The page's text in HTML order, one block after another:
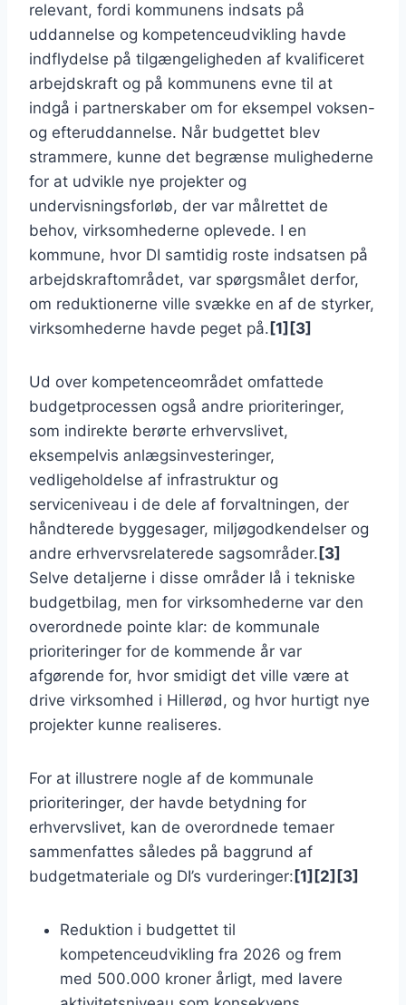
relevant, fordi kommunens indsats på
uddannelse og kompetenceudvikling havde
indflydelse på tilgængeligheden af kvalificeret
arbejdskraft og på kommunens evne til at
indgå i partnerskaber om for eksempel voksen-
og efteruddannelse. Når budgettet blev
strammere, kunne det begrænse mulighederne
for at udvikle nye projekter og
undervisningsforløb, der var målrettet de
behov, virksomhederne oplevede. I en
kommune, hvor DI samtidig roste indsatsen på
arbejdskraftområdet, var spørgsmålet derfor,
om reduktionerne ville svække en af de styrker,
virksomhederne havde peget på. [1][3]
Ud over kompetenceområdet omfattede
budgetprocessen også andre prioriteringer,
som indirekte berørte erhvervslivet,
eksempelvis anlægsinvesteringer,
vedligeholdelse af infrastruktur og
serviceniveau i de dele af forvaltningen, der
håndterede byggesager, miljøgodkendelser og
andre erhvervsrelaterede sagsområder. [3]
Selve detaljerne i disse områder lå i tekniske
budgetbilag, men for virksomhederne var den
overordnede pointe klar: de kommunale
prioriteringer for de kommende år var
afgørende for, hvor smidigt det ville være at
drive virksomhed i Hillerød, og hvor hurtigt nye
projekter kunne realiseres.
For at illustrere nogle af de kommunale
prioriteringer, der havde betydning for
erhvervslivet, kan de overordnede temaer
sammenfattes således på baggrund af
budgetmateriale og DI’s vurderinger: [1][2][3]
Reduktion i budgettet til
kompetenceudvikling fra 2026 og frem
med 500.000 kroner årligt, med lavere